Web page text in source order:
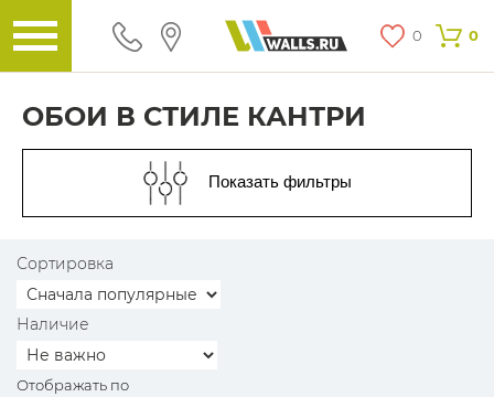
0 0
ОБОИ В СТИЛЕ КАНТРИ
Показать фильтры
Сортировка
Наличие
Отображать по